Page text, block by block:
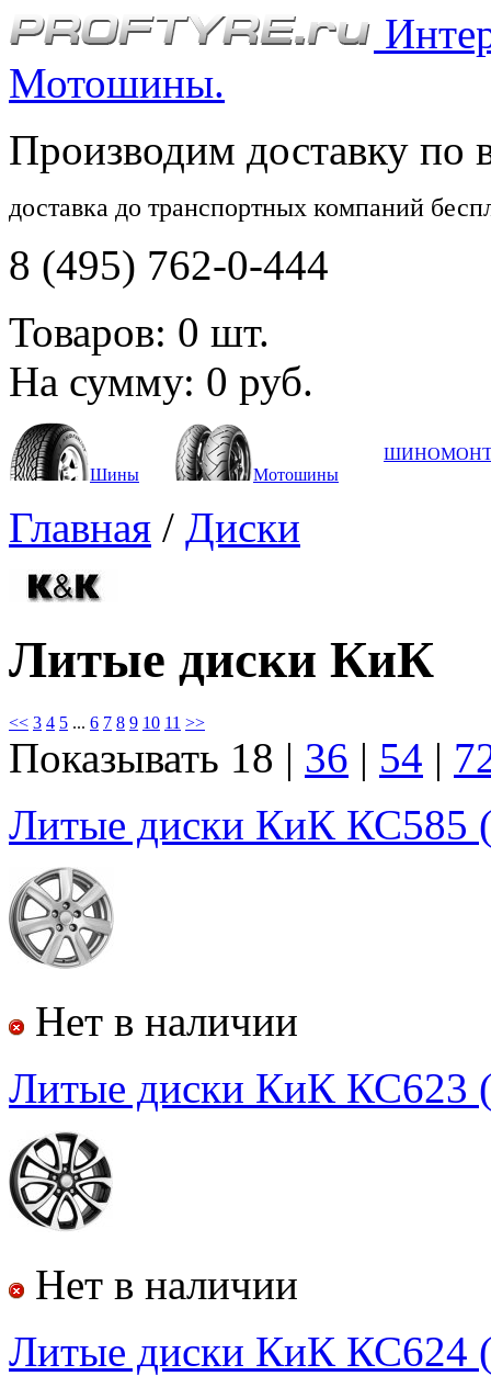
Мотошины.
Производим доставку по
доставка до транспортных компаний
8 (495) 762-0-444
Товаров: 0 шт.
На сумму: 0 руб.
Шины Мотошины
Главная / Диски
Литые диски КиК
<< 3 4 5 ... 6 7 8 9 10 11 >>
Показывать 18 | 36 | 54 |
Литые диски КиК КС585
Нет в наличии
Литые диски КиК КС623
Нет в наличии
Литые диски КиК КС624